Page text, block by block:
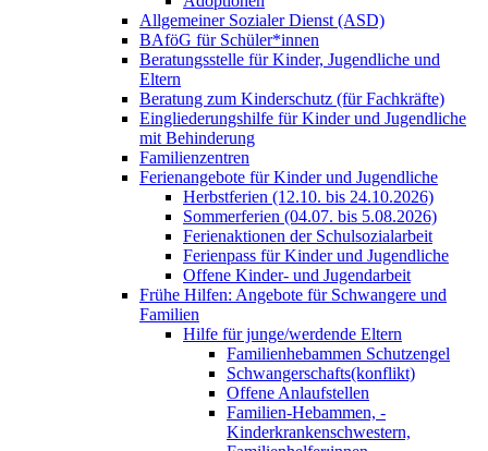
Allgemeiner Sozialer Dienst (ASD)
BAföG für Schüler*innen
Beratungsstelle für Kinder, Jugendliche und
Eltern
Beratung zum Kinderschutz (für Fachkräfte)
Eingliederungshilfe für Kinder und Jugendliche
mit Behinderung
Familienzentren
Ferienangebote für Kinder und Jugendliche
Herbstferien (12.10. bis 24.10.2026)
Sommerferien (04.07. bis 5.08.2026)
Ferienaktionen der Schulsozialarbeit
Ferienpass für Kinder und Jugendliche
Offene Kinder- und Jugendarbeit
Frühe Hilfen: Angebote für Schwangere und
Familien
Hilfe für junge/werdende Eltern
Familienhebammen Schutzengel
Schwangerschafts(konflikt)
Offene Anlaufstellen
Familien-Hebammen, -
Kinderkrankenschwestern,